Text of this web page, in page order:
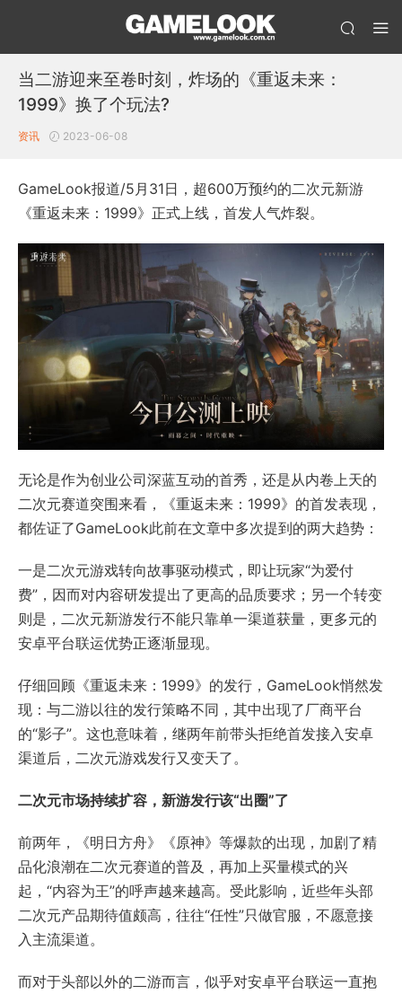
当二游迎来至卷时刻，炸场的《重返未来：
1999》换了个玩法?
资讯 2023-06-08
GameLook报道/5月31日，超600万预约的二次元新游
《重返未来：1999》正式上线，首发人气炸裂。
无论是作为创业公司深蓝互动的首秀，还是从内卷上天的
二次元赛道突围来看，《重返未来：1999》的首发表现，
都佐证了GameLook此前在文章中多次提到的两大趋势：
一是二次元游戏转向故事驱动模式，即让玩家“为爱付
费”，因而对内容研发提出了更高的品质要求；另一个转变
则是，二次元新游发行不能只靠单一渠道获量，更多元的
安卓平台联运优势正逐渐显现。
仔细回顾《重返未来：1999》的发行，GameLook悄然发
现：与二游以往的发行策略不同，其中出现了厂商平台
的“影子”。这也意味着，继两年前带头拒绝首发接入安卓
渠道后，二次元游戏发行又变天了。
二次元市场持续扩容，新游发行该“出圈”了
前两年，《明日方舟》《原神》等爆款的出现，加剧了精
品化浪潮在二次元赛道的普及，再加上买量模式的兴
起，“内容为王”的呼声越来越高。受此影响，近些年头部
二次元产品期待值颇高，往往“任性”只做官服，不愿意接
入主流渠道。
而对于头部以外的二游而言，似乎对安卓平台联运一直抱